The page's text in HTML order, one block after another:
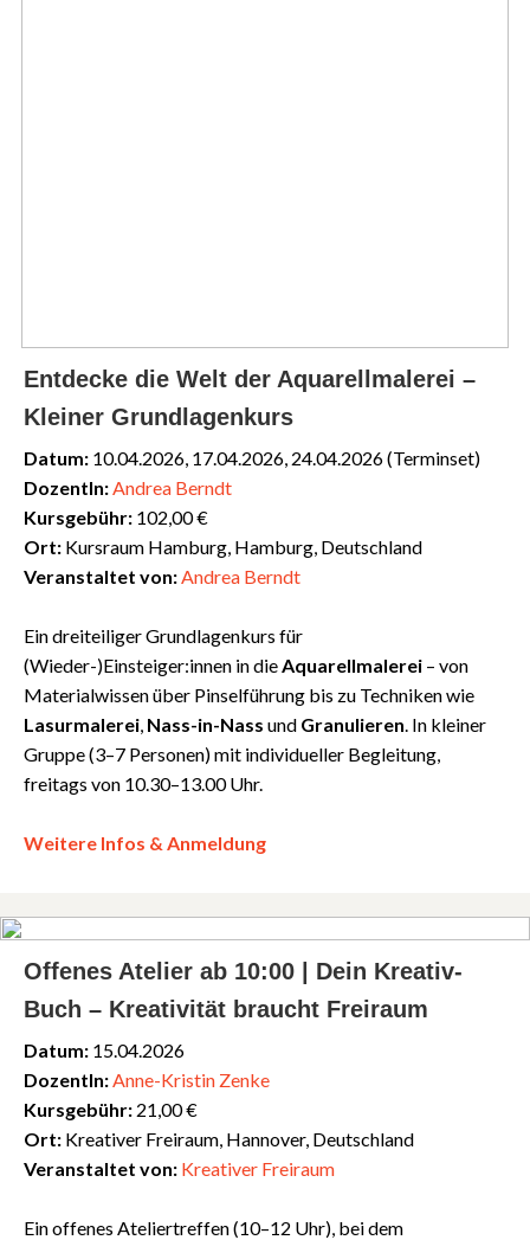
Entdecke die Welt der Aquarellmalerei –
Kleiner Grundlagenkurs
Datum: 10.04.2026, 17.04.2026, 24.04.2026 (Terminset)
DozentIn:Andrea Berndt
Kursgebühr: 102,00 €
Ort: Kursraum Hamburg, Hamburg, Deutschland
Veranstaltet von:Andrea Berndt
Ein dreiteiliger Grundlagenkurs für
(Wieder-)Einsteiger:innen in dieAquarellmalerei – von
Materialwissen über Pinselführung bis zu Techniken wie
Lasurmalerei, Nass-in-Nass und Granulieren. In kleiner
Gruppe (3–7 Personen) mit individueller Begleitung,
freitags von 10.30–13.00 Uhr.
Weitere Infos & Anmeldung
Offenes Atelier ab 10:00 | Dein Kreativ-
Buch – Kreativität braucht Freiraum
Datum: 15.04.2026
DozentIn:Anne-Kristin Zenke
Kursgebühr: 21,00 €
Ort: Kreativer Freiraum, Hannover, Deutschland
Veranstaltet von: Kreativer Freiraum
Ein offenes Ateliertreffen (10–12 Uhr), bei dem